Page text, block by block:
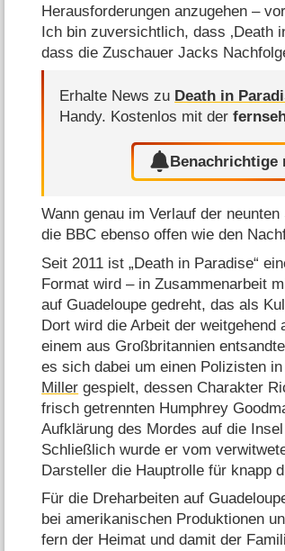
Herausforderungen anzugehen –
Ich bin zuversichtlich, dass ‚Death
dass die Zuschauer Jacks
Erhalte News zu Death in
Handy. Kostenlos mit der
Benachrichtige
Wann genau im Verlauf der
die BBC ebenso offen wie den
Seit 2011 ist „Death in Paradise“
Format wird – in Zusammenarbeit
auf Guadeloupe gedreht, das als
Dort wird die Arbeit der
einem aus Großbritannien
es sich dabei um einen Polizisten
Miller gespielt, dessen Charakter
frisch getrennten Humphrey
Aufklärung des Mordes auf die
Schließlich wurde er vom
Darsteller die Hauptrolle für knapp
Für die Dreharbeiten auf
bei amerikanischen Produktionen
fern der Heimat und damit der